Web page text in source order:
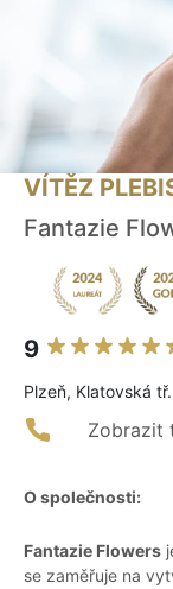
VÍTĚZ
Fantazie
9
Plzeň, Klatovská
Zobrazit
O společnosti:
Fantazie Flowers
se zaměřuje na